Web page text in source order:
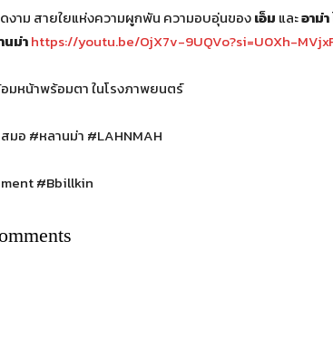
งาม สายใยแห่งความผูกพัน ความอบอุ่นของเอ็ม และอาม่า
นม่าhttps://youtu.be/OjX7v-9UQVo?si=U0Xh-
มหน้าพร้อมตา ในโรงภาพยนตร์
มอ #หลานม่า #LAHNMAH
#Bbillkin